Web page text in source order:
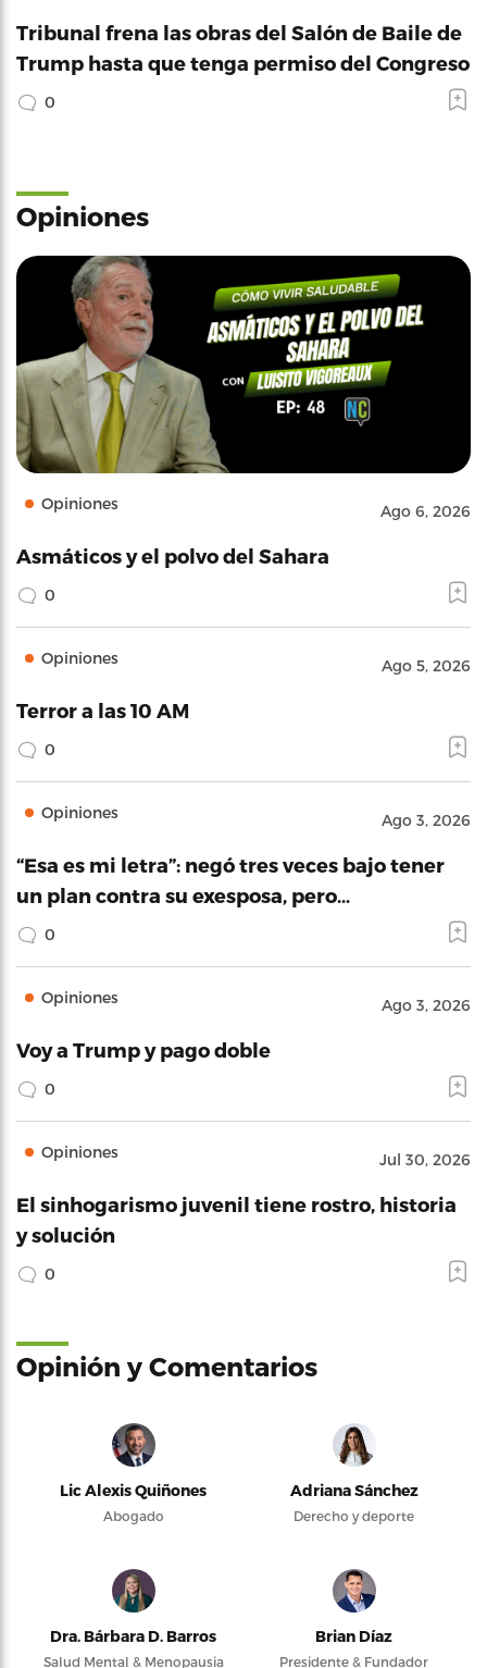
Tribunal frena las obras del Salón de Baile de
Trump hasta que tenga permiso del Congreso
0
Opiniones
Opiniones Ago 6, 2026
Asmáticos y el polvo del Sahara
0
Opiniones Ago 5, 2026
Terror a las 10 AM
0
Opiniones Ago 3, 2026
“Esa es mi letra”: negó tres veces bajo tener
un plan contra su exesposa, pero…
0
Opiniones Ago 3, 2026
Voy a Trump y pago doble
0
Opiniones Jul 30, 2026
El sinhogarismo juvenil tiene rostro, historia
y solución
0
Opinión y Comentarios
Lic Alexis Quiñones
Abogado
Adriana Sánchez
Derecho y deporte
Dra. Bárbara D. Barros
Salud Mental & Menopausia
Brian Díaz
Presidente & Fundador